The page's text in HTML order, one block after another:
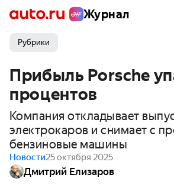
Журнал
Рубрики
Прибыль Porsche
процентов
Компания откладывает
электрокаров и снимает с
бензиновые машины
Новости25 октября 2025
Дмитрий Елизаров